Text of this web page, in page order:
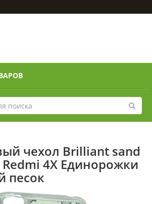
чехол Brilliant sand
4X Единорожки
песок